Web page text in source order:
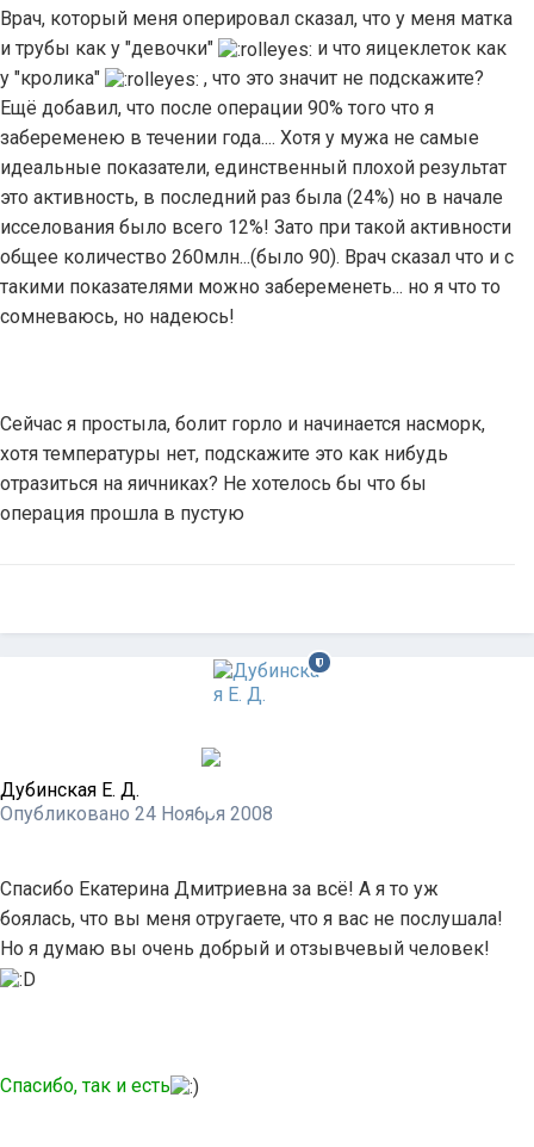
Врач, который меня оперировал сказал, что у меня матка
и трубы как у "девочки"
и что яицеклеток как
у "кролика"
, что это значит не подскажите?
Ещё добавил, что после операции 90% того что я
забеременею в течении года.... Хотя у мужа не самые
идеальные показатели, единственный плохой результат
это активность, в последний раз была (24%) но в начале
исселования было всего 12%! Зато при такой активности
общее количество 260млн...(было 90). Врач сказал что и с
такими показателями можно забеременеть... но я что то
сомневаюсь, но надеюсь!
Сейчас я простыла, болит горло и начинается насморк,
хотя температуры нет, подскажите это как нибудь
отразиться на яичниках? Не хотелось бы что бы
операция прошла в пустую
Дубинская Е. Д.
Опубликовано 24 Ноября 2008
Спасибо Екатерина Дмитриевна за всё! А я то уж
боялась, что вы меня отругаете, что я вас не послушала!
Но я думаю вы очень добрый и отзывчевый человек!
Спасибо, так и есть